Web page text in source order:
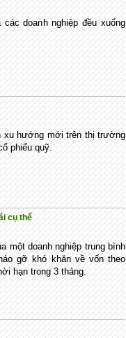
doanh nghiệp đều xuống
xu hướng mới trên thị trường
phiếu quỹ.
cụ thể
một doanh nghiệp trung bình
gỡ khó khăn về vốn theo
hạn trong 3 tháng.